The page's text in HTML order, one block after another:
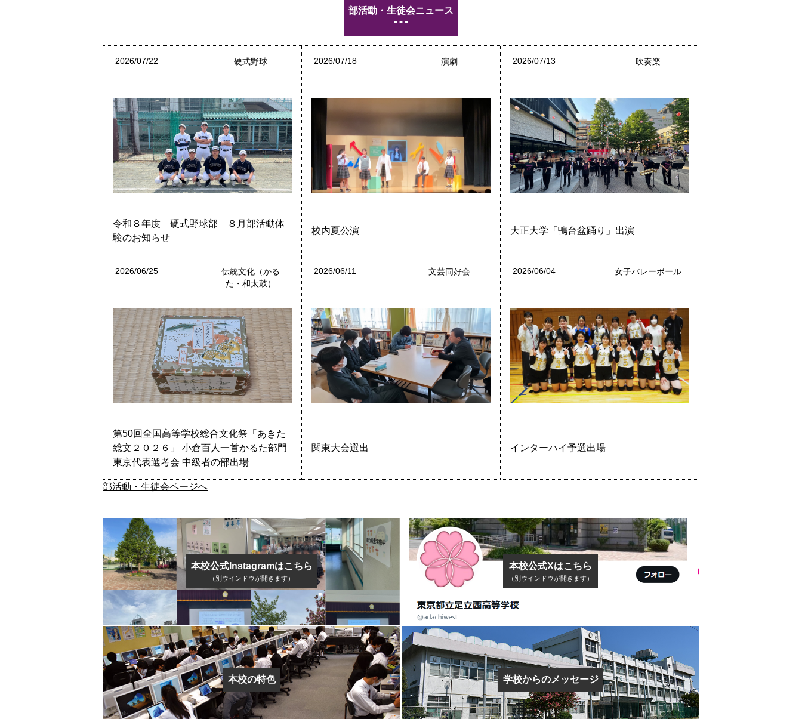
部活動・生徒会ニュース
2026/07/22 硬式野球
令和８年度 硬式野球部 ８月部活動体
験のお知らせ
2026/07/18 演劇
校内夏公演
2026/07/13 吹奏楽
大正大学「鴨台盆踊り」出演
2026/06/25
伝統文化（かる
た・和太鼓）
第50回全国高等学校総合文化祭「あきた
総文２０２６」 小倉百人一首かるた部門
東京代表選考会 中級者の部出場
2026/06/11 文芸同好会
関東大会選出
2026/06/04 女子バレーボール
インターハイ予選出場
部活動・生徒会ページへ
本校公式Instagramはこちら
（別ウインドウが開きます）
本校公式Xはこちら
（別ウインドウが開きます）
本校の特色 学校からのメッセージ